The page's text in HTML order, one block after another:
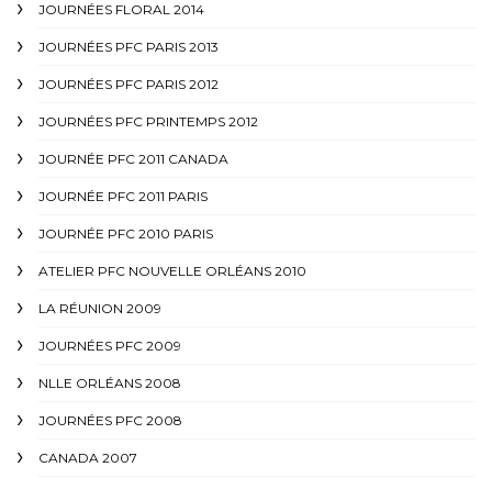
JOURNÉES FLORAL 2014
JOURNÉES PFC PARIS 2013
JOURNÉES PFC PARIS 2012
JOURNÉES PFC PRINTEMPS 2012
JOURNÉE PFC 2011 CANADA
JOURNÉE PFC 2011 PARIS
JOURNÉE PFC 2010 PARIS
ATELIER PFC NOUVELLE ORLÉANS 2010
LA RÉUNION 2009
JOURNÉES PFC 2009
NLLE ORLÉANS 2008
JOURNÉES PFC 2008
CANADA 2007